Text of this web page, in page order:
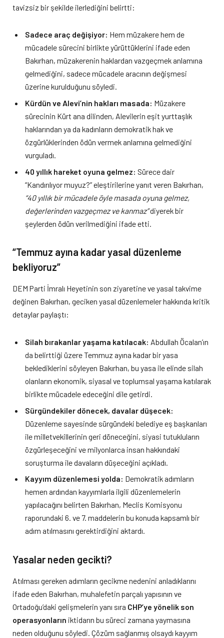
tavizsiz bir şekilde ilerlediğini belirtti:
Sadece araç değişiyor: Hem müzakere hem de
mücadele sürecini birlikte yürüttüklerini ifade eden
Bakırhan, müzakerenin haklardan vazgeçmek anlamına
gelmediğini, sadece mücadele aracının değişmesi
üzerine kurulduğunu söyledi.
Kürdün ve Alevi’nin hakları masada: Müzakere
sürecinin Kürt ana dilinden, Alevilerin eşit yurttaşlık
haklarından ya da kadınların demokratik hak ve
özgürlüklerinden ödün vermek anlamına gelmediğini
vurguladı.
40 yıllık hareket oyuna gelmez: Sürece dair
“Kandırılıyor muyuz?” eleştirilerine yanıt veren Bakırhan,
“40 yıllık bir mücadele öyle masada oyuna gelmez,
değerlerinden vazgeçmez ve kanmaz”diyerek bir
şeylerden ödün verilmediğini ifade etti.
“Temmuz ayına kadar yasal düzenleme
bekliyoruz”
DEM Parti İmralı Heyetinin son ziyaretine ve yasal takvime
değinen Bakırhan, geciken yasal düzenlemeler hakkında kritik
detaylar paylaştı:
Silah bırakanlar yaşama katılacak: Abdullah Öcalan’ın
da belirttiği üzere Temmuz ayına kadar bir yasa
beklediklerini söyleyen Bakırhan, bu yasa ile elinde silah
olanların ekonomik, siyasal ve toplumsal yaşama katılarak
birlikte mücadele edeceğini dile getirdi.
Sürgündekiler dönecek, davalar düşecek:
Düzenleme sayesinde sürgündeki belediye eş başkanları
ile milletvekillerinin geri döneceğini, siyasi tutukluların
özgürleşeceğini ve milyonlarca insan hakkındaki
soruşturma ile davaların düşeceğini açıkladı.
Kayyım düzenlemesi yolda: Demokratik adımların
hemen ardından kayyımlarla ilgili düzenlemelerin
yapılacağını belirten Bakırhan, Meclis Komisyonu
raporundaki 6. ve 7. maddelerin bu konuda kapsamlı bir
adım atılmasını gerektirdiğini aktardı.
Yasalar neden gecikti?
Atılması gereken adımların gecikme nedenini anladıklarını
ifade eden Bakırhan, muhalefetin parçalı yapısının ve
Ortadoğu’daki gelişmelerin yanı sıra CHP’ye yönelik son
operasyonların iktidarın bu süreci zamana yaymasına
neden olduğunu söyledi. Çözüm sağlanmış olsaydı kayyım